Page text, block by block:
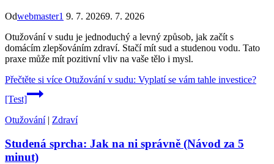
Odwebmaster1 9. 7. 20269. 7. 2026
Otužování v sudu je jednoduchý a levný způsob, jak začít s
domácím zlepšováním zdraví. Stačí mít sud a studenou vodu. Tato
praxe může mít pozitivní vliv na vaše tělo i mysl.
Přečtěte si více Otužování v sudu: Vyplatí se vám tahle investice?
[Test]
Otužování| Zdraví
Studená sprcha: Jak na ni správně (Návod za 5
minut)